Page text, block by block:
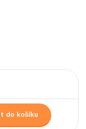
do košíku